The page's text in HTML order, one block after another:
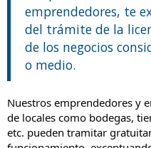
emprendedores, te
del trámite de la
de los negocios
o medio.
Nuestros emprendedores y
de locales como bodegas,
etc. pueden tramitar